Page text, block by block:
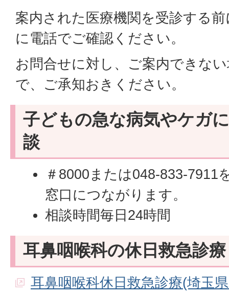
案内された医療機関を受診する
に電話でご確認ください。
お問合せに対し、ご案内できな
で、ご承知おきください。
子どもの急な病気やケガ
談
＃8000または048-833-7911
窓口につながります。
相談時間毎日24時間
耳鼻咽喉科の休日救急診療
耳鼻咽喉科休日救急診療(埼玉